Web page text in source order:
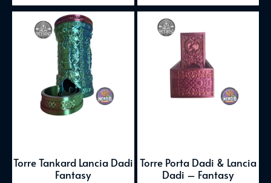
Torre Tankard Lancia Dadi
Fantasy
Torre Porta Dadi & Lancia
Dadi – Fantasy